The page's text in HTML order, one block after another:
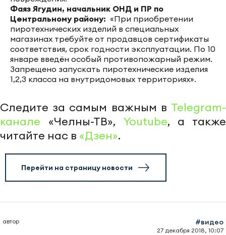
Фаяз Ягудин, начальник ОНД и ПР по
Центральному району: «При приобретении
пиротехнических изделий в специальных
магазинах требуйте от продавцов сертификаты
соответствия, срок годности эксплуатации. По 10
январе введён особый противопожарный режим.
Запрещено запускать пиротехнические изделия
1,2,3 класса на внутридомовых территориях».
Следите за самым важным в Telegram-
канале «Челны-ТВ», Youtube, а также
читайте нас в «Дзен».
Перейти на страницу новости
автор #видео
27 декабря 2018, 10:07